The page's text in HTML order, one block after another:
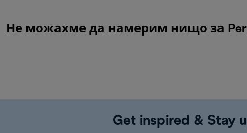
Не можахме да намерим нищо за
Get inspired & Stay